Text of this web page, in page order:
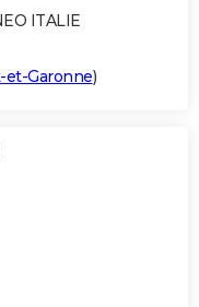
ITALIE
et-Garonne)